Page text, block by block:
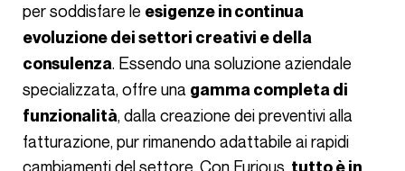
per soddisfare le esigenze in continua
evoluzione dei settori creativi e della
consulenza. Essendo una soluzione aziendale
specializzata, offre una gamma completa di
funzionalità, dalla creazione dei preventivi alla
fatturazione, pur rimanendo adattabile ai rapidi
cambiamenti del settore. Con Furious, tutto è in